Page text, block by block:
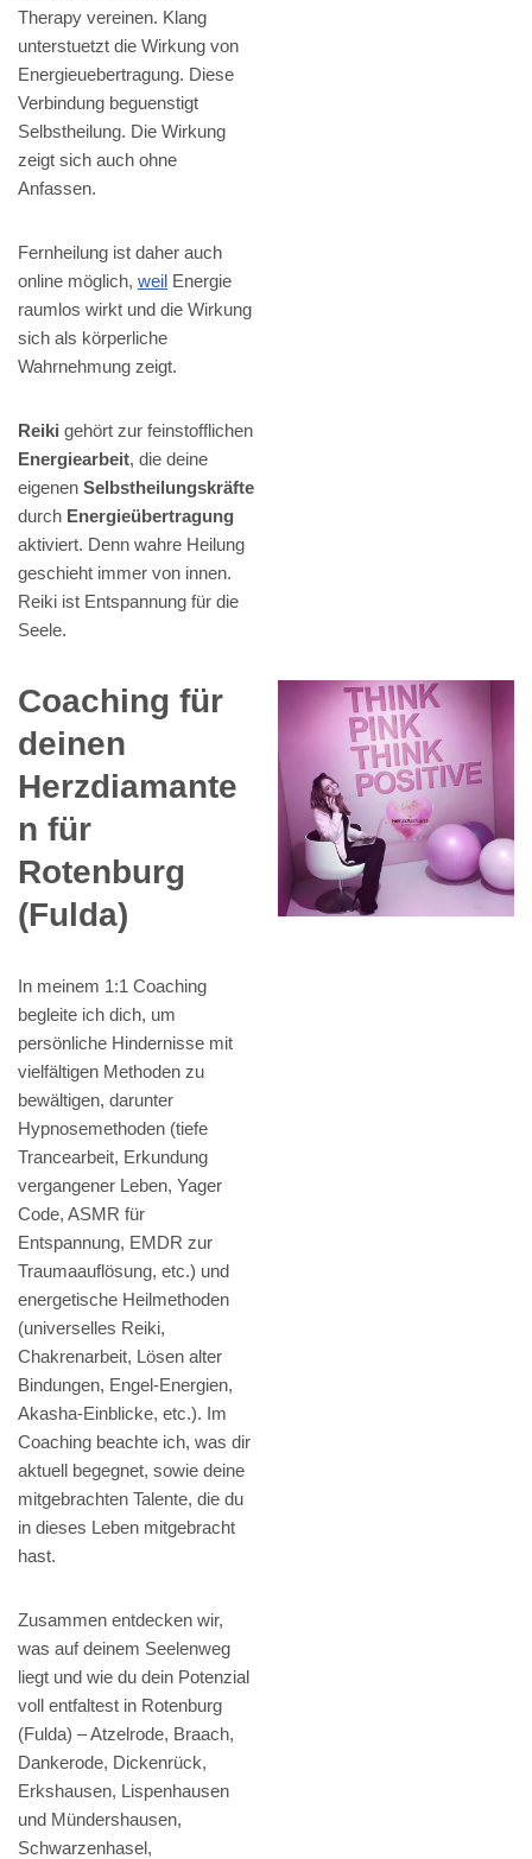
Therapy vereinen. Klang
unterstuetzt die Wirkung von
Energieuebertragung. Diese
Verbindung beguenstigt
Selbstheilung. Die Wirkung
zeigt sich auch ohne
Anfassen.
Fernheilung ist daher auch
online möglich, weil Energie
raumlos wirkt und die Wirkung
sich als körperliche
Wahrnehmung zeigt.
Reiki gehört zur feinstofflichen
Energiearbeit, die deine
eigenen Selbstheilungskräfte
durch Energieübertragung
aktiviert. Denn wahre Heilung
geschieht immer von innen.
Reiki ist Entspannung für die
Seele.
Coaching für
deinen
Herzdiamante
n für
Rotenburg
(Fulda)
In meinem 1:1 Coaching
begleite ich dich, um
persönliche Hindernisse mit
vielfältigen Methoden zu
bewältigen, darunter
Hypnosemethoden (tiefe
Trancearbeit, Erkundung
vergangener Leben, Yager
Code, ASMR für
Entspannung, EMDR zur
Traumaauflösung, etc.) und
energetische Heilmethoden
(universelles Reiki,
Chakrenarbeit, Lösen alter
Bindungen, Engel-Energien,
Akasha-Einblicke, etc.). Im
Coaching beachte ich, was dir
aktuell begegnet, sowie deine
mitgebrachten Talente, die du
in dieses Leben mitgebracht
hast.
Zusammen entdecken wir,
was auf deinem Seelenweg
liegt und wie du dein Potenzial
voll entfaltest in Rotenburg
(Fulda) – Atzelrode, Braach,
Dankerode, Dickenrück,
Erkshausen, Lispenhausen
und Mündershausen,
Schwarzenhasel,